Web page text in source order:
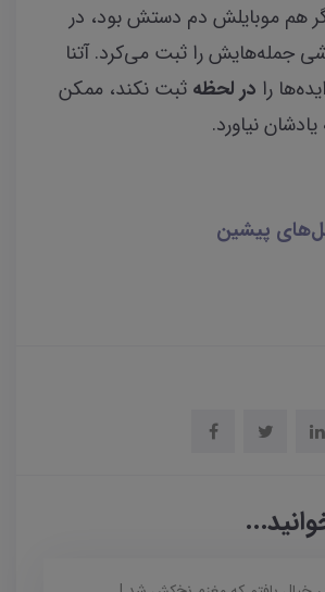
هم موبایلش دم دستش بود، در
جمله‌هایش را ثبت می‌کرد. آتنا
را در لحظه ثبت نکند، ممکن
نیاورد.
پیشین